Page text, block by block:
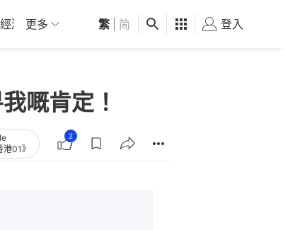
經濟 01深圳 觀點 健康 好食玩飛
更多 繁 简 登入
嘅肯定！
01》
2